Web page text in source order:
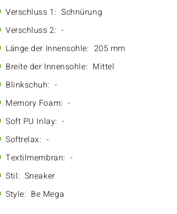
Verschluss 1: Schnürung
Verschluss 2: -
Länge der Innensohle: 205 mm
Breite der Innensohle: Mittel
Blinkschuh: -
Memory Foam: -
Soft PU Inlay: -
Softrelax: -
Textilmembran: -
Stil: Sneaker
Style: Be Mega